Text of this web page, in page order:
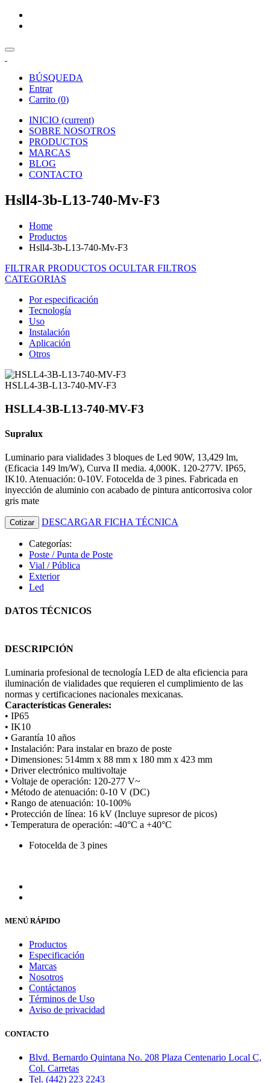
BÚSQUEDA
Entrar
Carrito (0)
INICIO (current)
SOBRE NOSOTROS
PRODUCTOS
MARCAS
BLOG
CONTACTO
Hsll4-3b-L13-740-Mv-F3
Home
Productos
Hsll4-3b-L13-740-Mv-F3
FILTRAR PRODUCTOS OCULTAR FILTROS
CATEGORIAS
Por especificación
Tecnología
Uso
Instalación
Aplicación
Otros
HSLL4-3B-L13-740-MV-F3
HSLL4-3B-L13-740-MV-F3
Supralux
Luminario para vialidades 3 bloques de Led 90W, 13,429 lm,
(Eficacia 149 lm/W), Curva II media. 4,000K. 120-277V. IP65,
IK10. Atenuación: 0-10V. Fotocelda de 3 pines. Fabricada en
inyección de aluminio con acabado de pintura anticorrosiva color
gris mate
Cotizar DESCARGAR FICHA TÉCNICA
Categorías:
Poste / Punta de Poste
Vial / Pública
Exterior
Led
DATOS TÉCNICOS
DESCRIPCIÓN
Luminaria profesional de tecnología LED de alta eficiencia para
iluminación de vialidades que requieren el cumplimiento de las
normas y certificaciones nacionales mexicanas.
Características Generales:
• IP65
• IK10
• Garantía 10 años
• Instalación: Para instalar en brazo de poste
• Dimensiones: 514mm x 88 mm x 180 mm x 423 mm
• Driver electrónico multivoltaje
• Voltaje de operación: 120-277 V~
• Método de atenuación: 0-10 V (DC)
• Rango de atenuación: 10-100%
• Protección de línea: 16 kV (Incluye supresor de picos)
• Temperatura de operación: -40°C a +40°C
Fotocelda de 3 pines
MENÚ RÁPIDO
Productos
Especificación
Marcas
Nosotros
Contáctanos
Términos de Uso
Aviso de privacidad
CONTACTO
Blvd. Bernardo Quintana No. 208 Plaza Centenario Local C,
Col. Carretas
Tel. (442) 223 2243